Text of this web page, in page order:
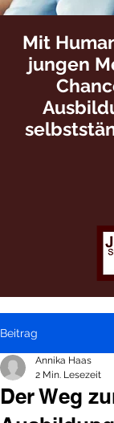
Mit
jungen
Beitrag
Der Weg
Annika Haas
2 Min. Lesezeit